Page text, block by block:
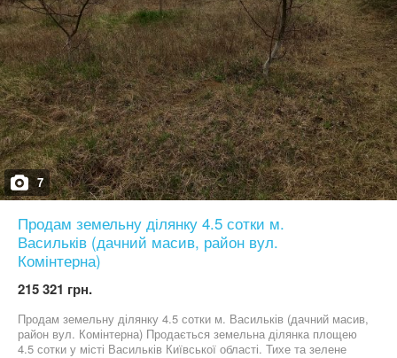
7
Продам земельну ділянку 4.5 сотки м.
Васильків (дачний масив, район вул.
Комінтерна)
215 321 грн.
Продам земельну ділянку 4.5 сотки м. Васильків (дачний масив,
район вул. Комінтерна) Продається земельна ділянка площею
4.5 сотки у місті Васильків Київської області. Тихе та зелене